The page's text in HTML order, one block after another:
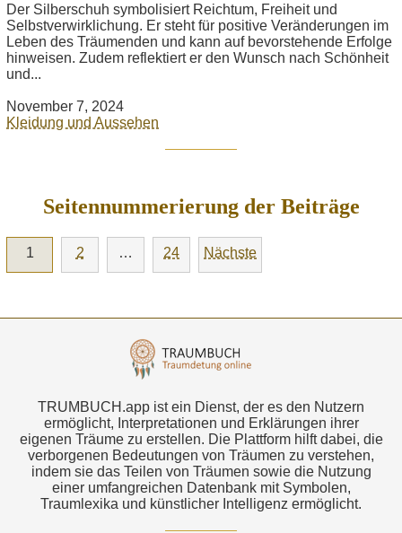
Der Silberschuh symbolisiert Reichtum, Freiheit und
Selbstverwirklichung. Er steht für positive Veränderungen im
Leben des Träumenden und kann auf bevorstehende Erfolge
hinweisen. Zudem reflektiert er den Wunsch nach Schönheit
und...
November 7, 2024
Kleidung und Aussehen
Seitennummerierung der Beiträge
1 2 … 24 Nächste
TRUMBUCH.app ist ein Dienst, der es den Nutzern
ermöglicht, Interpretationen und Erklärungen ihrer
eigenen Träume zu erstellen. Die Plattform hilft dabei, die
verborgenen Bedeutungen von Träumen zu verstehen,
indem sie das Teilen von Träumen sowie die Nutzung
einer umfangreichen Datenbank mit Symbolen,
Traumlexika und künstlicher Intelligenz ermöglicht.